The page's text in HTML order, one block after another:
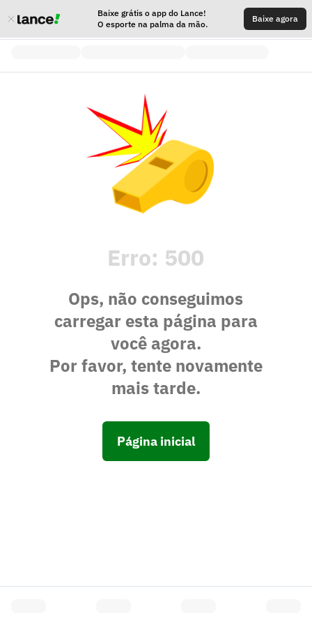
Baixe grátis o app do Lance!
O esporte na palma da mão.
Baixe agora
Erro: 500
Ops, não conseguimos
carregar esta página para
você agora.
Por favor, tente novamente
mais tarde.
Página inicial